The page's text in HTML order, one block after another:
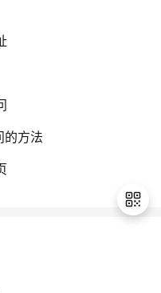
的方法